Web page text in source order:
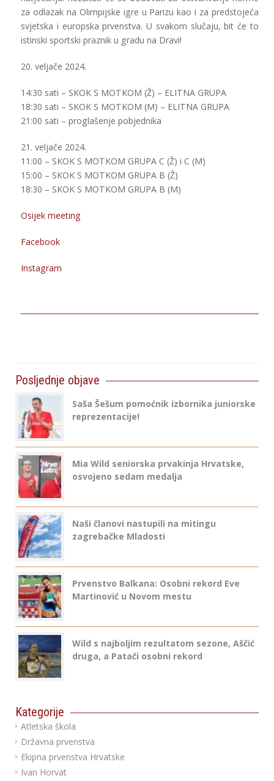
za odlazak na Olimpijske igre u Parizu kao i za predstojeća
svjetska i europska prvenstva. U svakom slučaju, bit će to
istinski sportski praznik u gradu na Dravi!
20. veljače 2024.
14:30 sati – SKOK S MOTKOM (Ž) – ELITNA GRUPA
18:30 sati – SKOK S MOTKOM (M) – ELITNA GRUPA
21:00 sati – proglašenje pobjednika
21. veljače 2024.
11:00 – SKOK S MOTKOM GRUPA C (Ž) i C (M)
15:00 – SKOK S MOTKOM GRUPA B (Ž)
18:30 – SKOK S MOTKOM GRUPA B (M)
Osijek meeting
Facebook
Instagram
Posljednje objave
Saša Šešum pomoćnik izbornika juniorske
reprezentacije!
Mia Wild seniorska prvakinja Hrvatske,
osvojeno sedam medalja
Naši članovi nastupili na mitingu
zagrebačke Mladosti
Prvenstvo Balkana: Osobni rekord Eve
Martinović u Novom mestu
Wild s najboljim rezultatom sezone, Aščić
druga, a Patači osobni rekord
Kategorije
Atletska škola
Državna prvenstva
Ekipna prvenstva Hrvatske
Ivan Horvat